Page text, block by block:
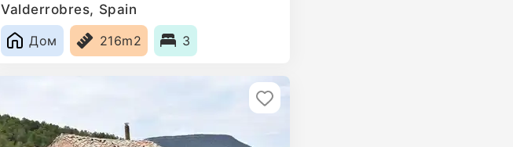
Valderrobres, Spain
Дом
216m2 3